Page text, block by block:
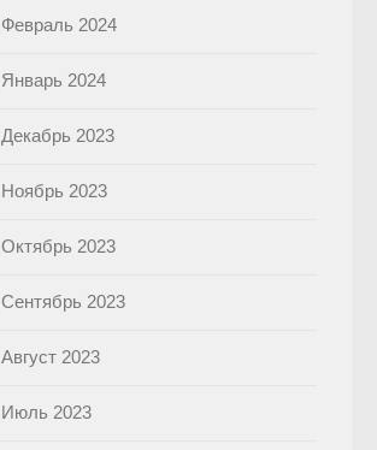
Февраль 2024
Январь 2024
Декабрь 2023
Ноябрь 2023
Октябрь 2023
Сентябрь 2023
Август 2023
Июль 2023